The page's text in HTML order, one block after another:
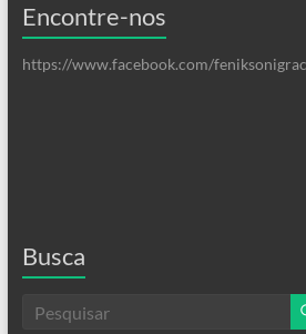
Encontre-nos
https://www.facebook.com/
Busca